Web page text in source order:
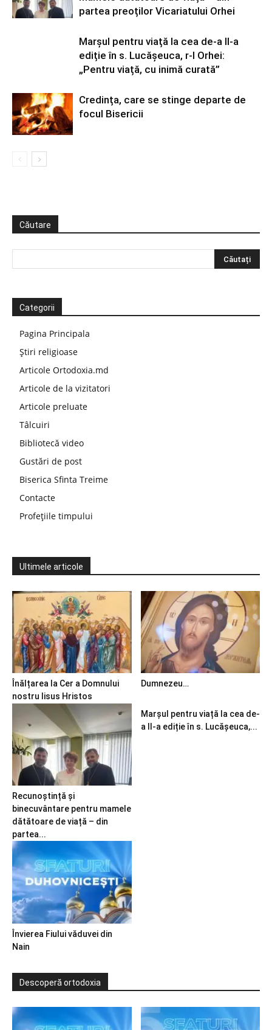
partea preoților Vicariatului Orhei
Marșul pentru viață la cea de-a II-a
ediție în s. Lucășeuca, r-l Orhei:
„Pentru viață, cu inimă curată”
Credința, care se stinge departe de
focul Bisericii
Căutare
Categorii
Pagina Principala
Știri religioase
Articole Ortodoxia.md
Articole de la vizitatori
Articole preluate
Tâlcuiri
Bibliotecă video
Gustări de post
Biserica Sfinta Treime
Contacte
Profețiile timpului
Ultimele articole
Înălțarea la Cer a Domnului
nostru Iisus Hristos
Dumnezeu…
Recunoștință și
binecuvântare pentru mamele
dătătoare de viață – din
partea...
Marșul pentru viață la cea de-
a II-a ediție în s. Lucășeuca,...
Învierea Fiului văduvei din
Nain
Descoperă ortodoxia